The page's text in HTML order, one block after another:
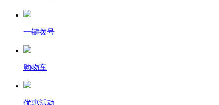
一键拨号
购物车
优惠活动